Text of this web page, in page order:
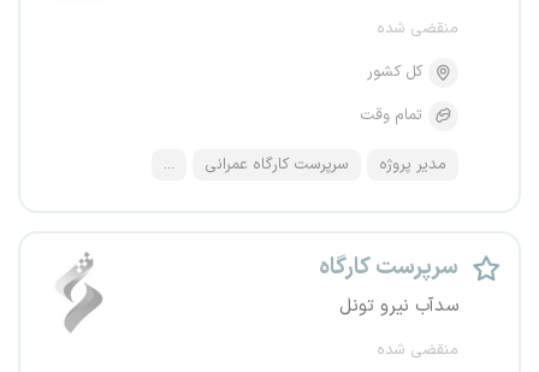
منقضی شده
کل کشور
تمام وقت
مدیر پروژه سرپرست کارگاه عمرانی ...
سرپرست کارگاه
سدآب نیرو تونل
منقضی شده